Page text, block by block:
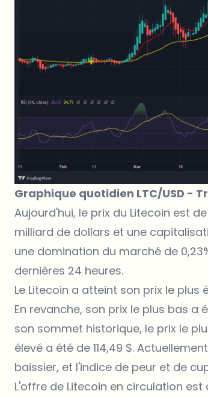
Graphique quotidien LTC/USD -
Aujourd'hui, le prix du Litecoin est
milliard de dollars et une
une domination du marché de
dernières 24 heures.
Le Litecoin a atteint son prix le plus
En revanche, son prix le plus bas a
son sommet historique, le prix le
élevé a été de 114,49 $.
baissier, et l'indice de peur et de
L'offre de Litecoin en circulation